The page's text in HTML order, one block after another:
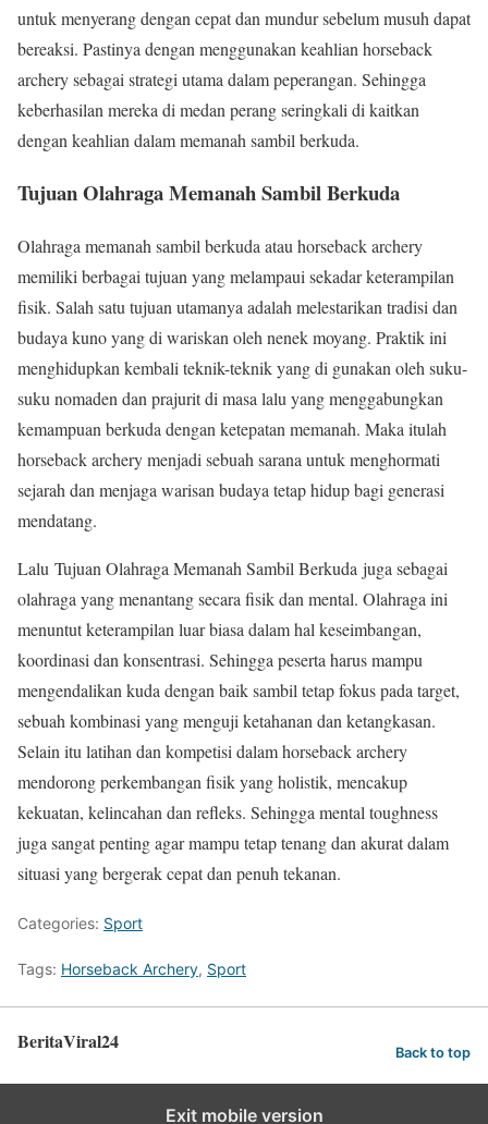
untuk menyerang dengan cepat dan mundur sebelum musuh dapat
bereaksi. Pastinya dengan menggunakan keahlian horseback
archery sebagai strategi utama dalam peperangan. Sehingga
keberhasilan mereka di medan perang seringkali di kaitkan
dengan keahlian dalam memanah sambil berkuda.
Tujuan Olahraga Memanah Sambil Berkuda
Olahraga memanah sambil berkuda atau horseback archery
memiliki berbagai tujuan yang melampaui sekadar keterampilan
fisik. Salah satu tujuan utamanya adalah melestarikan tradisi dan
budaya kuno yang di wariskan oleh nenek moyang. Praktik ini
menghidupkan kembali teknik-teknik yang di gunakan oleh suku-
suku nomaden dan prajurit di masa lalu yang menggabungkan
kemampuan berkuda dengan ketepatan memanah. Maka itulah
horseback archery menjadi sebuah sarana untuk menghormati
sejarah dan menjaga warisan budaya tetap hidup bagi generasi
mendatang.
Lalu Tujuan Olahraga Memanah Sambil Berkuda juga sebagai
olahraga yang menantang secara fisik dan mental. Olahraga ini
menuntut keterampilan luar biasa dalam hal keseimbangan,
koordinasi dan konsentrasi. Sehingga peserta harus mampu
mengendalikan kuda dengan baik sambil tetap fokus pada target,
sebuah kombinasi yang menguji ketahanan dan ketangkasan.
Selain itu latihan dan kompetisi dalam horseback archery
mendorong perkembangan fisik yang holistik, mencakup
kekuatan, kelincahan dan refleks. Sehingga mental toughness
juga sangat penting agar mampu tetap tenang dan akurat dalam
situasi yang bergerak cepat dan penuh tekanan.
Categories: Sport
Tags: Horseback Archery, Sport
BeritaViral24 Back to top
Exit mobile version